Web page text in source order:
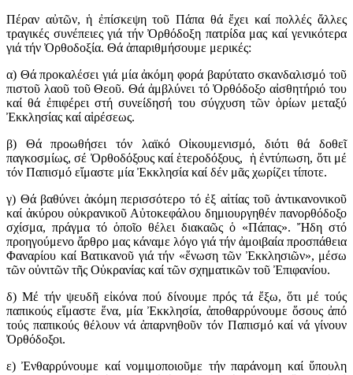
Πέραν αὐτῶν, ἡ ἐπίσκεψη τοῦ Πάπα θά ἔχει καί πολλές ἄλλες
τραγικές συνέπειες γιά τήν Ὀρθόδοξη πατρίδα μας καί γενικότερα
γιά τήν Ὀρθοδοξία. Θά ἀπαριθμήσουμε μερικές:
α) Θά προκαλέσει γιά μία ἀκόμη φορά βαρύτατο σκανδαλισμό τοῦ
πιστοῦ λαοῦ τοῦ Θεοῦ. Θά ἀμβλύνει τό Ὀρθόδοξο αἰσθητήριό του
καί θά ἐπιφέρει στή συνείδησή του σύγχυση τῶν ὁρίων μεταξύ
Ἐκκλησίας καί αἱρέσεως.
β) Θά προωθήσει τόν λαϊκό Οἰκουμενισμό, διότι θά δοθεῖ
παγκοσμίως, σέ Ὀρθοδόξους καί ἑτεροδόξους, ἡ ἐντύπωση, ὅτι μέ
τόν Παπισμό εἴμαστε μία Ἐκκλησία καί δέν μᾶς χωρίζει τίποτε.
γ) Θά βαθύνει ἀκόμη περισσότερο τό ἐξ αἰτίας τοῦ ἀντικανονικοῦ
καί ἀκύρου οὐκρανικοῦ Αὐτοκεφάλου δημιουργηθέν πανορθόδοξο
σχίσμα, πράγμα τό ὁποῖο θέλει διακαῶς ὁ «Πάπας». Ἤδη στό
προηγούμενο ἄρθρο μας κάναμε λόγο γιά τήν ἀμοιβαία προσπάθεια
Φαναρίου καί Βατικανοῦ γιά τήν «ἕνωση τῶν Ἐκκλησιῶν», μέσω
τῶν οὐνιτῶν τῆς Οὐκρανίας καί τῶν σχηματικῶν τοῦ Ἐπιφανίου.
δ) Μέ τήν ψευδῆ εἰκόνα πού δίνουμε πρός τά ἔξω, ὅτι μέ τούς
παπικούς εἴμαστε ἕνα, μία Ἐκκλησία, ἀποθαρρύνουμε ὅσους ἀπό
τούς παπικούς θέλουν νά ἀπαρνηθοῦν τόν Παπισμό καί νά γίνουν
Ὀρθόδοξοι.
ε) Ἐνθαρρύνουμε καί νομιμοποιοῦμε τήν παράνομη καί ὕπουλη